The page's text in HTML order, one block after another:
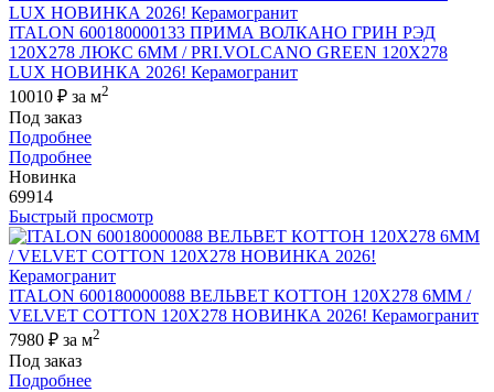
ITALON 600180000133 ПРИМА ВОЛКАНО ГРИН РЭД
120X278 ЛЮКС 6ММ / PRI.VOLCANO GREEN 120X278
LUX НОВИНКА 2026! Керамогранит
10010 ₽ за м2
Под заказ
Подробнее
Подробнее
Новинка
69914
Быстрый просмотр
ITALON 600180000088 ВЕЛЬВЕТ КОТТОН 120X278 6ММ /
VELVET COTTON 120X278 НОВИНКА 2026! Керамогранит
7980 ₽ за м2
Под заказ
Подробнее